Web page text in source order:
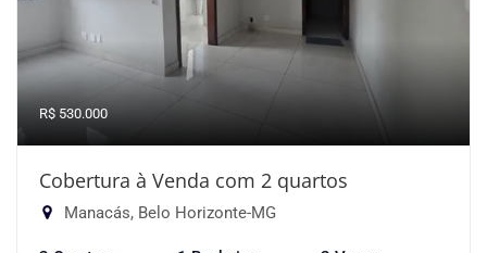
R$ 530.000
Cobertura à Venda com 2 quartos
Manacás, Belo Horizonte-MG